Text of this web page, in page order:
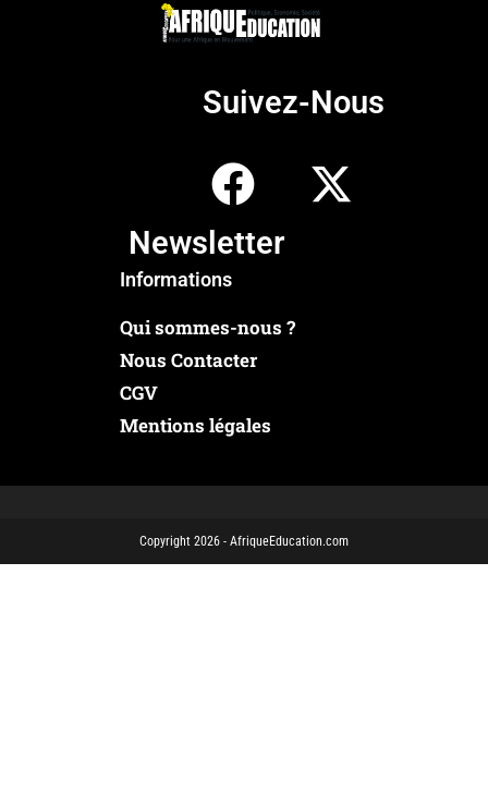
Suivez-Nous
Newsletter
Informations
Qui sommes-nous ?
Nous Contacter
CGV
Mentions légales
Copyright 2026 - AfriqueEducation.com